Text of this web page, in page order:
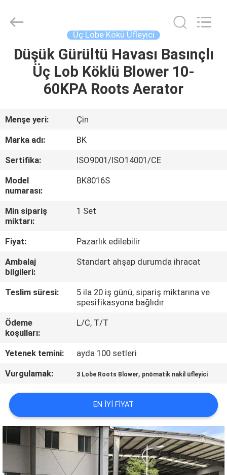
EV
ÜRÜN:%
VİDEOLAR
HAKKIMIZDA
TURU
KALITE
KONTROL
BIZIMLE
ILETIŞIME
GEÇIN
BIR
ISTEĞI
COMPANY
NEWS
(Jiangsu)
Rights
Reserved.
Üç Lobe Kökü Üfleyici
Düşük Gürültü Havası Basınçlı
Üç Lob Köklü Blower 10-
60KPA Roots Aerator
Menşe yeri:
Çin
Marka adı:
BK
Sertifika:
ISO9001/ISO14001/CE
Model
numarası:
BK8016S
Min sipariş
miktarı:
1 Set
Fiyat:
Pazarlık edilebilir
Ambalaj
bilgileri:
Standart ahşap durumda ihracat
Teslim süresi:
5 ila 20 iş günü, sipariş miktarına ve
spesifikasyona bağlıdır
Ödeme
koşulları:
L/C, T/T
Yetenek temini:
ayda 100 setleri
Vurgulamak:
3 Lobe Roots Blower, pnömatik nakil üfleyici
EN IYI FIYAT